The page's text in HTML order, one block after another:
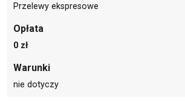
Przelewy ekspresowe
Opłata
0 zł
Warunki
nie dotyczy